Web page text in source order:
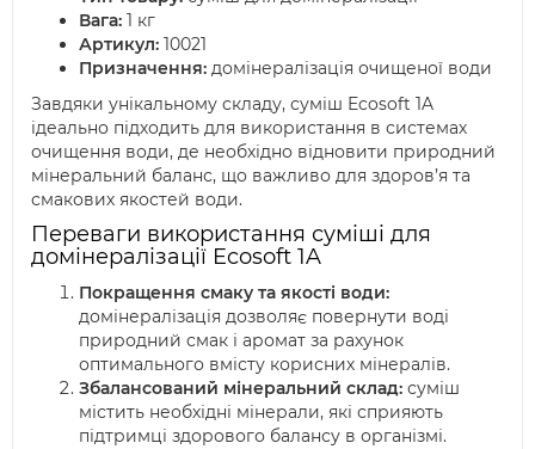
Вага: 1 кг
Артикул: 10021
Призначення: домінералізація очищеної води
Завдяки унікальному складу, суміш Ecosoft 1A
ідеально підходить для використання в системах
очищення води, де необхідно відновити природний
мінеральний баланс, що важливо для здоров’я та
смакових якостей води.
Переваги використання суміші для
домінералізації Ecosoft 1A
Покращення смаку та якості води:
домінералізація дозволяє повернути воді
природний смак і аромат за рахунок
оптимального вмісту корисних мінералів.
Збалансований мінеральний склад: суміш
містить необхідні мінерали, які сприяють
підтримці здорового балансу в організмі.